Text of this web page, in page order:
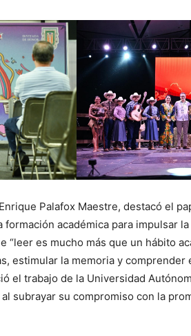
Palafox Maestre, destacó el
académica para impulsar
“leer es mucho más que un hábito
estimular la memoria y
el trabajo de la Universidad
subrayar su compromiso con la